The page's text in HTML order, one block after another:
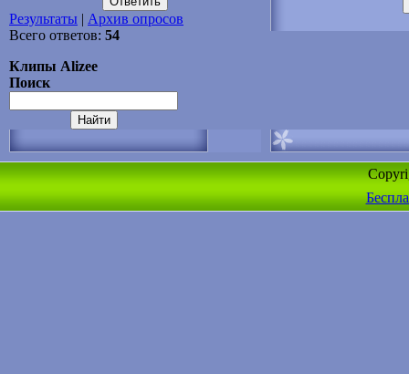
Результаты | Архив опросов
Всего ответов: 54
Клипы Alizee
Поиск